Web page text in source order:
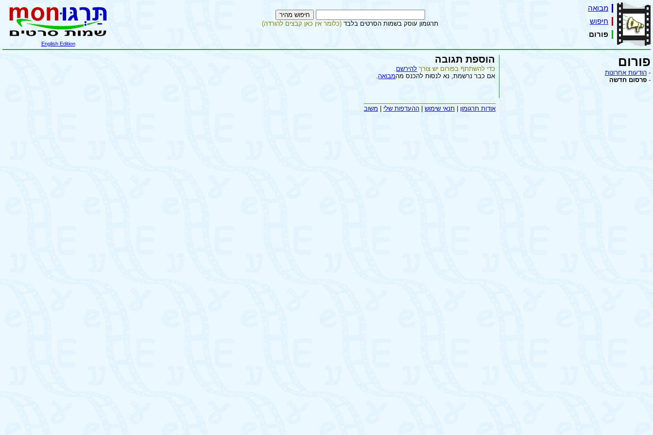
מבואה
חיפוש
פורום
תרגומון עוסק בשמות הסרטים בלבד (כלומר אין כאן קבצים להורדה)
English Edition
פורום
- הודעות אחרונות
- פרסום חדשה
הוספת תגובה
כדי להשתתף בפורום יש צורך להירשם.
אם כבר נרשמת, נא לנסות להכנס מהמבואה.
אודות תרגומון תנאי שימוש ההעדפות שלי משוב